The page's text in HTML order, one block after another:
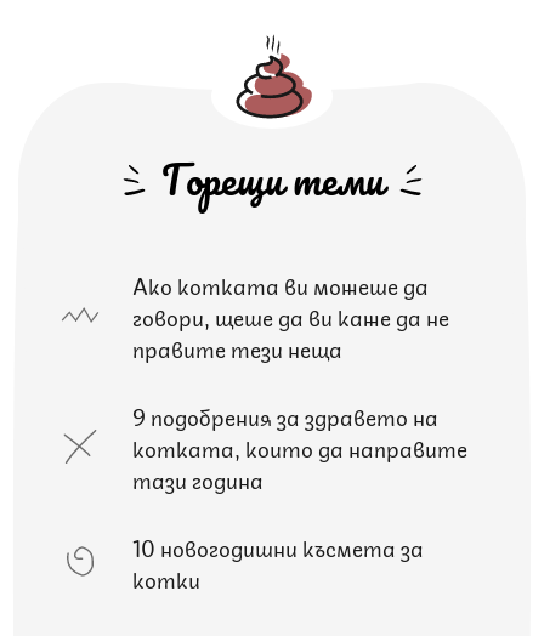
Горещи теми
Ако котката ви можеше да
говори, щеше да ви каже да не
правите тези неща
9 подобрения за здравето на
котката, които да направите
тази година
10 новогодишни късмета за
котки